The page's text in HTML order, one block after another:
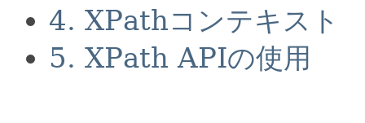
4. XPathコンテキスト
5. XPath APIの使用